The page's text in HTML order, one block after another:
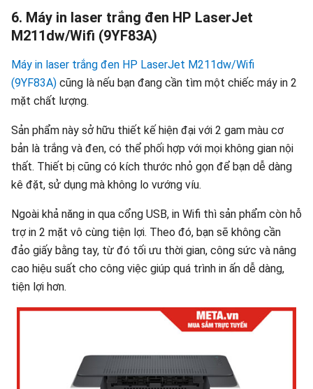
6. Máy in laser trắng đen HP LaserJet
M211dw/Wifi (9YF83A)
Máy in laser trắng đen HP LaserJet M211dw/Wifi
(9YF83A) cũng là nếu bạn đang cần tìm một chiếc máy in 2
mặt chất lượng.
Sản phẩm này sở hữu thiết kế hiện đại với 2 gam màu cơ
bản là trắng và đen, có thể phối hợp với mọi không gian nội
thất. Thiết bị cũng có kích thước nhỏ gọn để bạn dễ dàng
kê đặt, sử dụng mà không lo vướng víu.
Ngoài khả năng in qua cổng USB, in Wifi thì sản phẩm còn hỗ
trợ in 2 mặt vô cùng tiện lợi. Theo đó, bạn sẽ không cần
đảo giấy bằng tay, từ đó tối ưu thời gian, công sức và nâng
cao hiệu suất cho công việc giúp quá trình in ấn dễ dàng,
tiện lợi hơn.